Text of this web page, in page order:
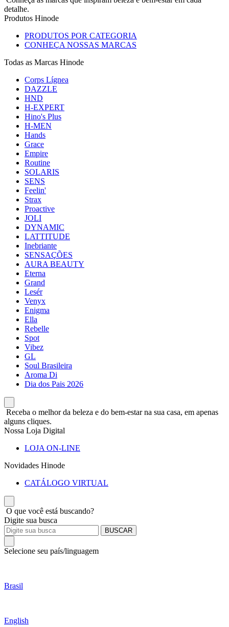
detalhe.
Produtos Hinode
PRODUTOS POR CATEGORIA
CONHEÇA NOSSAS MARCAS
Todas as Marcas Hinode
Corps Lígnea
DAZZLE
HND
H-EXPERT
Hino's Plus
H-MEN
Hands
Grace
Empire
Routine
SOLARIS
SENS
Feelin'
Strax
Proactive
JOLI
DYNAMIC
LATTITUDE
Inebriante
SENSAÇÕES
AURA BEAUTY
Eterna
Grand
Lesér
Venyx
Enigma
Ella
Rebelle
Spot
Vibez
GL
Soul Brasileira
Aroma Di
Dia dos Pais 2026
Receba o melhor da beleza e do bem-estar na sua casa, em apenas
alguns cliques.
Nossa Loja Digital
LOJA ON-LINE
Novidades Hinode
CATÁLOGO VIRTUAL
O que você está buscando?
Digite sua busca
BUSCAR
Selecione seu país/linguagem
Brasil
English